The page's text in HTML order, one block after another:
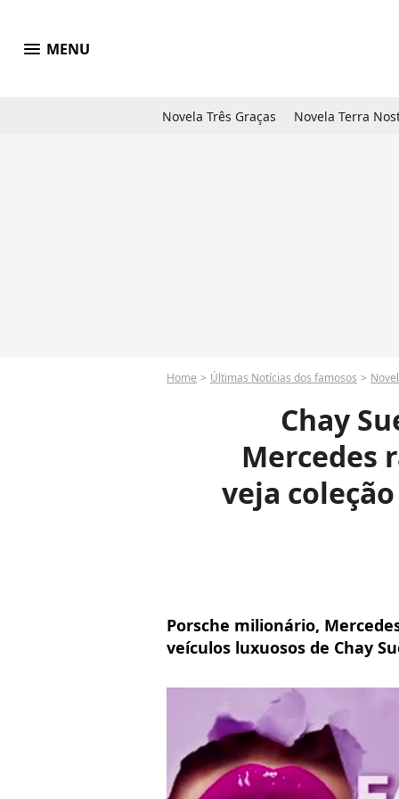
menu MENU
Novela Três Graças Novela Terra
Home Últimas Notícias dos famosos
Chay
Mercedes
veja
Porsche milionário,
veículos luxuosos de Chay